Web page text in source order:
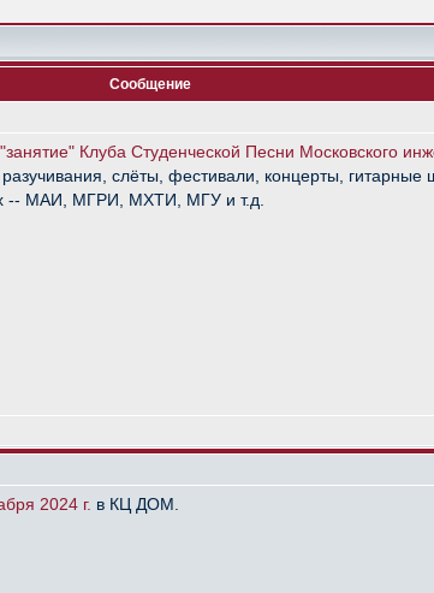
Сообщение
Клуба Студенческой Песни Московского
слёты, фестивали, концерты,
-- МАИ, МГРИ, МХТИ, МГУ и т.д.
2024 г. в КЦ ДОМ.